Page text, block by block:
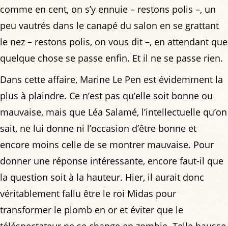
comme en cent, on s’y ennuie – restons polis –, un
peu vautrés dans le canapé du salon en se grattant
le nez – restons polis, on vous dit –, en attendant que
quelque chose se passe enfin. Et il ne se passe rien.
Dans cette affaire, Marine Le Pen est évidemment la
plus à plaindre. Ce n’est pas qu’elle soit bonne ou
mauvaise, mais que Léa Salamé, l’intellectuelle qu’on
sait, ne lui donne ni l’occasion d’être bonne et
encore moins celle de se montrer mauvaise. Pour
donner une réponse intéressante, encore faut-il que
la question soit à la hauteur. Hier, il aurait donc
véritablement fallu être le roi Midas pour
transformer le plomb en or et éviter que le